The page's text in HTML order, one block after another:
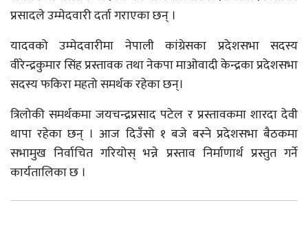
प्रसादले उम्मेदवारी दर्ता गराएका छन् ।
यादवको उम्मेदवारीमा नेपाली कांग्रेसका प्रदेशसभा सदस्य
वीरेन्द्रकुमार सिंह प्रस्तावक तथा नेकपा माओवादी केन्द्रका प्रदेशसभा
सदस्य फकिरा महतो समर्थक रहेका छन्।
त्रिलोकी समर्थकमा जयचन्द्रप्रसाद पटेल र प्रस्तावकमा शारदा देवी
थापा रहेका छन् । आज दिउँसो १ बजे बस्ने प्रदेशसभा बैठकमा
सभामुख निर्वाचित गरियोस् भन्ने प्रस्ताव निर्माणार्थ प्रस्तुत गर्ने
कार्यतालिका छ ।